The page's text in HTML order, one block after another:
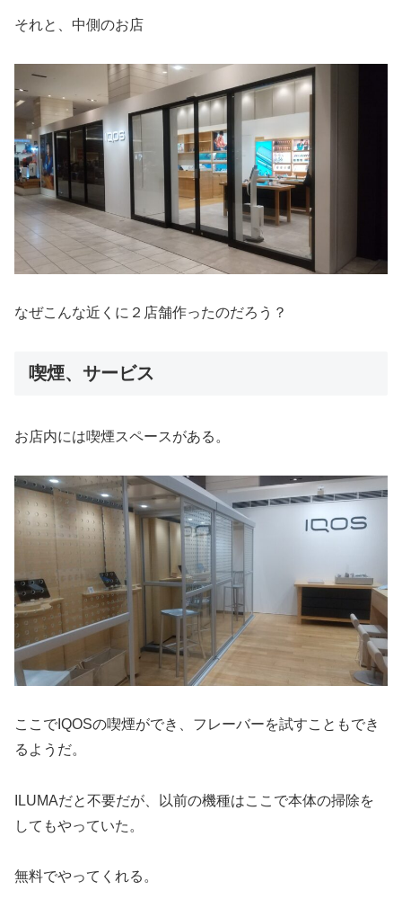
それと、中側のお店
なぜこんな近くに２店舗作ったのだろう？
喫煙、サービス
お店内には喫煙スペースがある。
ここでIQOSの喫煙ができ、フレーバーを試すこともでき
るようだ。
ILUMAだと不要だが、以前の機種はここで本体の掃除を
してもやっていた。
無料でやってくれる。